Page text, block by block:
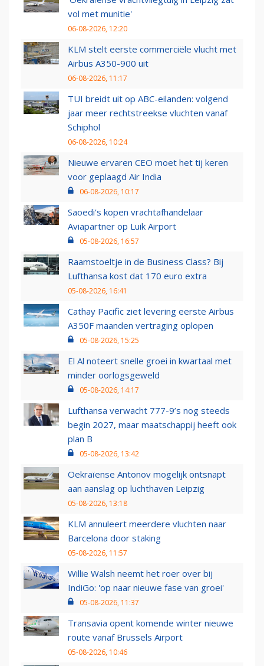
vol met munitie'
06-08-2026, 12:20
KLM stelt eerste commerciële vlucht met
Airbus A350-900 uit
06-08-2026, 11:17
TUI breidt uit op ABC-eilanden: volgend
jaar meer rechtstreekse vluchten vanaf
Schiphol
06-08-2026, 10:24
Nieuwe ervaren CEO moet het tij keren
voor geplaagd Air India
06-08-2026, 10:17
Saoedi’s kopen vrachtafhandelaar
Aviapartner op Luik Airport
05-08-2026, 16:57
Raamstoeltje in de Business Class? Bij
Lufthansa kost dat 170 euro extra
05-08-2026, 16:41
Cathay Pacific ziet levering eerste Airbus
A350F maanden vertraging oplopen
05-08-2026, 15:25
El Al noteert snelle groei in kwartaal met
minder oorlogsgeweld
05-08-2026, 14:17
Lufthansa verwacht 777-9’s nog steeds
begin 2027, maar maatschappij heeft ook
plan B
05-08-2026, 13:42
Oekraïense Antonov mogelijk ontsnapt
aan aanslag op luchthaven Leipzig
05-08-2026, 13:18
KLM annuleert meerdere vluchten naar
Barcelona door staking
05-08-2026, 11:57
Willie Walsh neemt het roer over bij
IndiGo: 'op naar nieuwe fase van groei'
05-08-2026, 11:37
Transavia opent komende winter nieuwe
route vanaf Brussels Airport
05-08-2026, 10:46